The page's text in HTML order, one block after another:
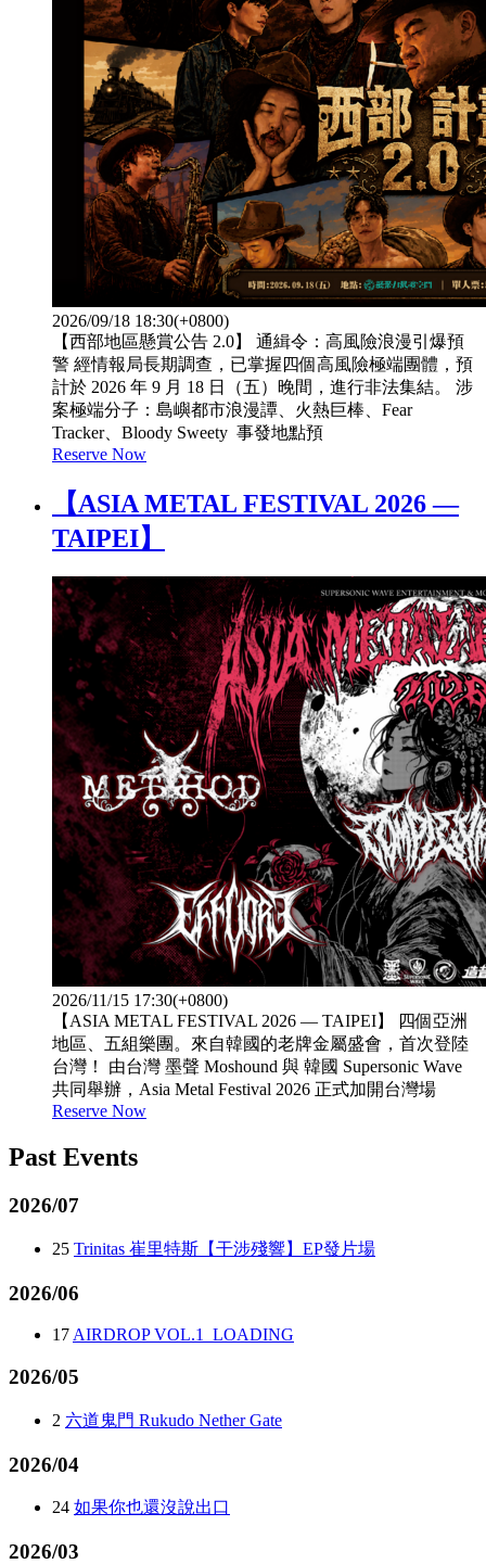
2026/09/18 18:30(+0800)
【西部地區懸賞公告 2.0】​ 通緝令：高風險浪漫引爆預
警 經情報局長期調查，已掌握四個高風險極端團體，預
計於 2026 年 9 月 18 日（五）晚間，進行非法集結。 涉
案極端分子：​島嶼都市浪漫譚、​火熱巨棒、​Fear
Tracker、Bloody Sweety 事發地點預
Reserve Now
【ASIA METAL FESTIVAL 2026 —
TAIPEI】
2026/11/15 17:30(+0800)
【ASIA METAL FESTIVAL 2026 — TAIPEI】 四個亞洲
地區、五組樂團。來自韓國的老牌金屬盛會，首次登陸
台灣！ 由台灣 墨聲 Moshound 與 韓國 Supersonic Wave
共同舉辦，Asia Metal Festival 2026 正式加開台灣場
Reserve Now
Past Events
2026/07
25 Trinitas 崔里特斯【干涉殘響】EP發片場
2026/06
17 AIRDROP VOL.1_LOADING
2026/05
2 六道鬼門 Rukudo Nether Gate
2026/04
24 如果你也還沒說出口
2026/03